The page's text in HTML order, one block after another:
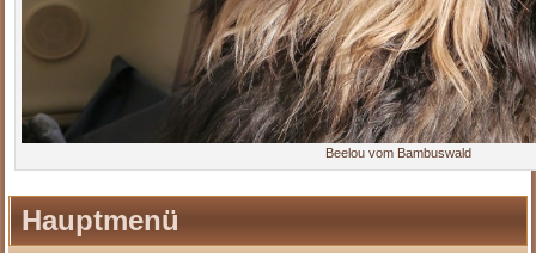
Beelou vom Bambuswald
Hauptmenü